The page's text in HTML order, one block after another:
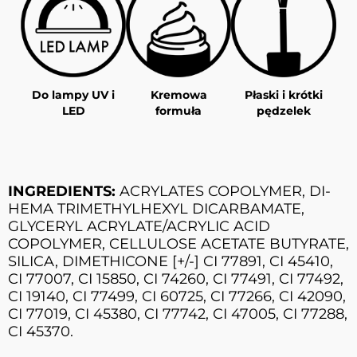
Do lampy UV i
LED
Kremowa
formuła
Płaski i krótki
pędzelek
INGREDIENTS: ACRYLATES COPOLYMER, DI-
HEMA TRIMETHYLHEXYL DICARBAMATE,
GLYCERYL ACRYLATE/ACRYLIC ACID
COPOLYMER, CELLULOSE ACETATE BUTYRATE,
SILICA, DIMETHICONE [+/-] CI 77891, CI 45410,
CI 77007, CI 15850, CI 74260, CI 77491, CI 77492,
CI 19140, CI 77499, CI 60725, CI 77266, CI 42090,
CI 77019, CI 45380, CI 77742, CI 47005, CI 77288,
CI 45370.